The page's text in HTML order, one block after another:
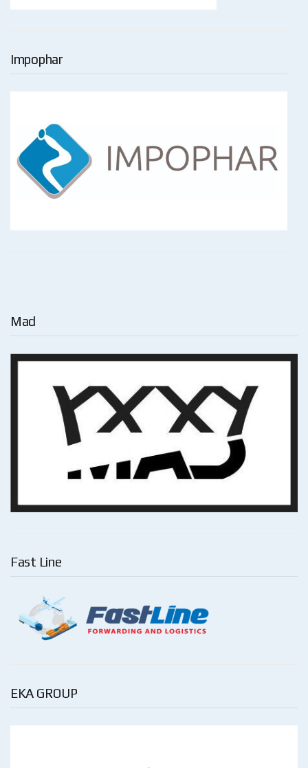
Impophar
Mad
Fast Line
EKA GROUP